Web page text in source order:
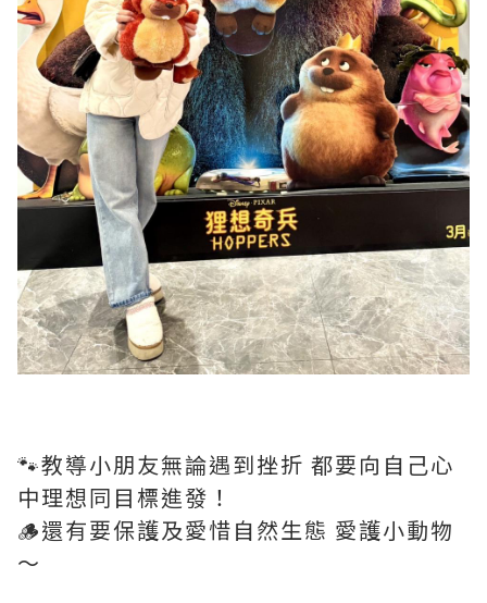
🐾教導小朋友無論遇到挫折 都要向自己心
中理想同目標進發！
🪵還有要保護及愛惜自然生態 愛護小動物
～